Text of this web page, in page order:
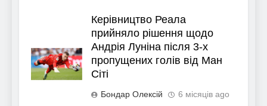
Керівництво Реала
прийняло рішення щодо
Андрія Луніна після 3-х
пропущених голів від Ман
Сіті
Бондар Олексій 6 місяців ago